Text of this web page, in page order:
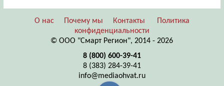
О нас Почему мы Контакты
Политика
конфиденциальности
© ООО "Смарт Регион", 2014 - 2026
8 (800) 600-39-41
8 (383) 284-39-41
info@mediaohvat.ru